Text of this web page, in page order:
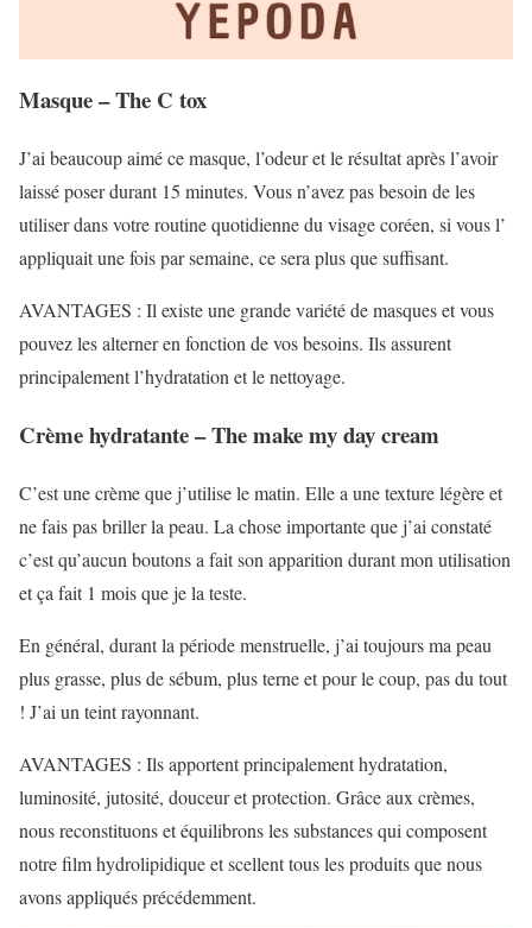
Masque – The C tox
J’ai beaucoup aimé ce masque, l’odeur et le résultat après l’avoir
laissé poser durant 15 minutes. Vous n’avez pas besoin de les
utiliser dans votre routine quotidienne du visage coréen, si vous l’
appliquait une fois par semaine, ce sera plus que suffisant.
AVANTAGES : Il existe une grande variété de masques et vous
pouvez les alterner en fonction de vos besoins. Ils assurent
principalement l’hydratation et le nettoyage.
Crème hydratante – The make my day cream
C’est une crème que j’utilise le matin. Elle a une texture légère et
ne fais pas briller la peau. La chose importante que j’ai constaté
c’est qu’aucun boutons a fait son apparition durant mon utilisation
et ça fait 1 mois que je la teste.
En général, durant la période menstruelle, j’ai toujours ma peau
plus grasse, plus de sébum, plus terne et pour le coup, pas du tout
! J’ai un teint rayonnant.
AVANTAGES : Ils apportent principalement hydratation,
luminosité, jutosité, douceur et protection. Grâce aux crèmes,
nous reconstituons et équilibrons les substances qui composent
notre film hydrolipidique et scellent tous les produits que nous
avons appliqués précédemment.